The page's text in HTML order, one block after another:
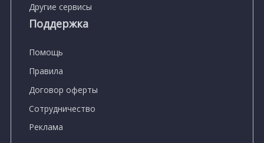
Другие сервисы
Поддержка
Помощь
Правила
Договор оферты
Сотрудничество
Реклама